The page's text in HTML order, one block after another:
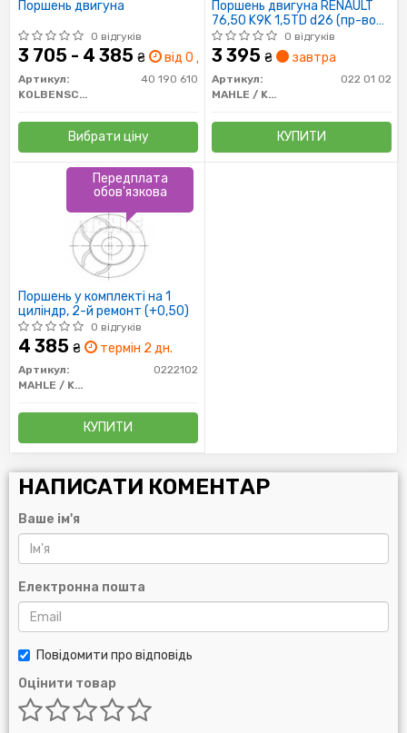
Поршень двигуна
0 відгуків
3 705 - 4 385 ₴ від 0 дн.
Артикул:
40 190 610
KOLBENSCHMIDT
Вибрати ціну
Поршень двигуна RENAULT
76,50 K9K 1,5TD d26 (пр-во
Mahle)
0 відгуків
3 395 ₴ завтра
Артикул:
022 01 02
MAHLE / KNECHT
КУПИТИ
Поршень у комплекті на 1
циліндр, 2-й ремонт (+0,50)
0 відгуків
4 385 ₴ термін 2 дн.
Артикул:
0222102
MAHLE / KNECHT
КУПИТИ
Передплата
обов'язкова
НАПИСАТИ КОМЕНТАР
Ваше ім'я
Електронна пошта
Повідомити про відповідь
Оцінити товар